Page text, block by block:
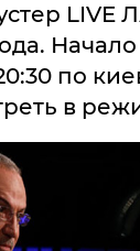
LIVE
​Начало
по
в